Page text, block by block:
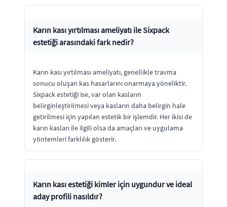
Karın kası yırtılması ameliyatı ile Sixpack
estetiği arasındaki fark nedir?
Karın kası yırtılması ameliyatı, genellikle travma
sonucu oluşan kas hasarlarını onarmaya yöneliktir.
Sixpack estetiği ise, var olan kasların
belirginleştirilmesi veya kasların daha belirgin hale
getirilmesi için yapılan estetik bir işlemdir. Her ikisi de
karın kasları ile ilgili olsa da amaçları ve uygulama
yöntemleri farklılık gösterir.
Karın kası estetiği kimler için uygundur ve ideal
aday profili nasıldır?